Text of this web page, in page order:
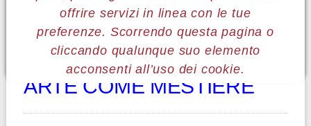
offrire servizi in linea con le tue
preferenze. Scorrendo questa pagina o
cliccando qualunque suo elemento
acconsenti all’uso dei cookie.
77 Giorgio Casarin
ARTE COME MESTIERE